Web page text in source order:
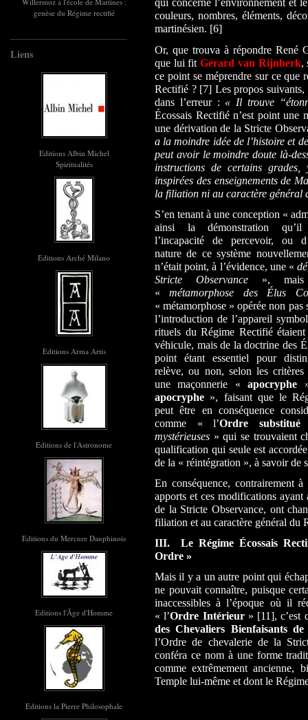
genèse du Régime rectifié
Liens
Editions Albin Michel
Spiritualités
Editions Arché Milano
Editions Arma Artis
Editions de l'Astronome
Editions du Mercure Dauphinois
Editions l'Âge d'Homme
Editions la Pierre Philosophale
qui concerne l’environnement et
couleurs, nombres, éléments,
martinésien. [6]
Or, que trouva à répondre René
que lui fitGérard van Rijnberk,
ce point se méprendre sur ce que
Rectifié ? [7] Les propos
dans l’erreur : « Il trouve
Écossais Rectifié n’est point une
une dérivation de la Stricte
a la moindre idée de l’histoire et
peut avoir le moindre doute là-
instructions de certains
inspirées des enseignements de
la filiation ni au caractère général
S’en tenant à une conception «
ainsi la démonstration
l’incapacité de percevoir, ou
nature de ce système
n’était point, à l’évidence, une «
Stricte Observance», mais
«métamorphose des Élus
« métamorphose » opérée non pas
l’introduction de l’appareil
rituels du Régime Rectifié étaient
véhicule, mais de la doctrine des
point étant essentiel pour
relève, ou non, selon les critères
une maçonnerie «apocryphe
apocryphe », faisant que le
peut être en conséquence
comme « l’Ordre substitué
mystérieuses » qui se trouvaient
qualification qui seule est
de la « réintégration », à savoir de
En conséquence, contrairement
apports et ces modifications
de la Stricte Observance, ont
filiation et au caractère général du
III. LeRégime Écossais
Ordre »
Mais il y a un autre point qui
ne pouvait connaître, puisque
inaccessibles à l’époque où il
« l’Ordre Intérieur» [11], c’est
des Chevaliers Bienfaisants
l’Ordre de chevalerie de la
conféra ce nom à une forme
comme extrêmement ancienne,
Temple lui-même et dont le